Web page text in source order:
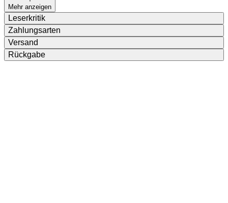
Mehr anzeigen
Leserkritik
Zahlungsarten
Versand
Rückgabe